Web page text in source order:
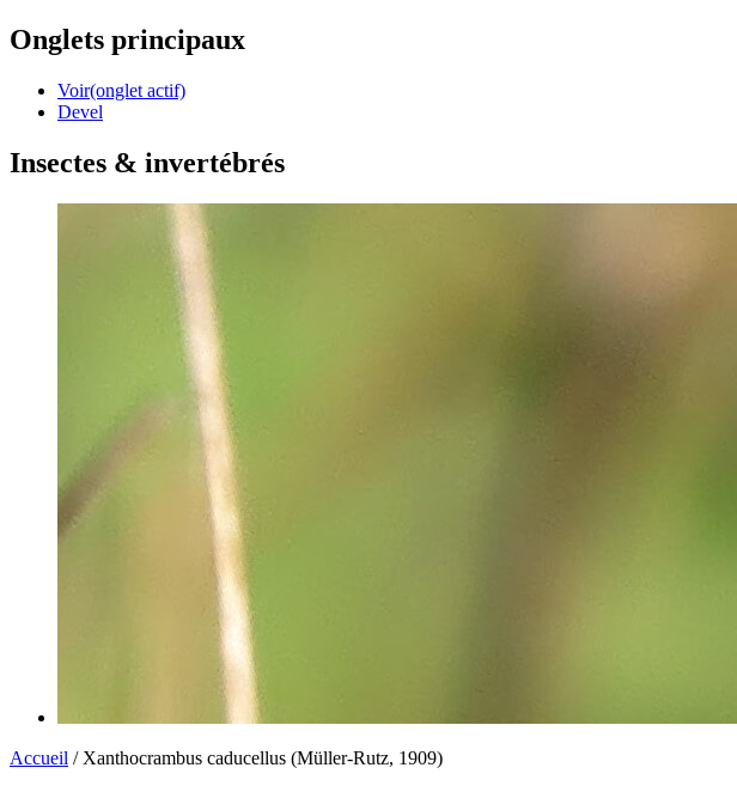
Onglets principaux
Voir(onglet actif)
Devel
Insectes & invertébrés
Accueil / Xanthocrambus caducellus (Müller-Rutz, 1909)